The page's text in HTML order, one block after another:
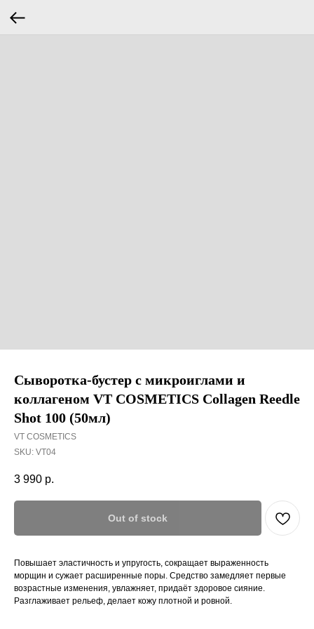
Сыворотка-бустер с микроиглами и
коллагеном VT COSMETICS Collagen Reedle
Shot 100 (50мл)
VT COSMETICS
SKU: VT04
3 990 р.
Out of stock
Повышает эластичность и упругость, сокращает выраженность
морщин и сужает расширенные поры. Средство замедляет первые
возрастные изменения, увлажняет, придаёт здоровое сияние.
Разглаживает рельеф, делает кожу плотной и ровной.